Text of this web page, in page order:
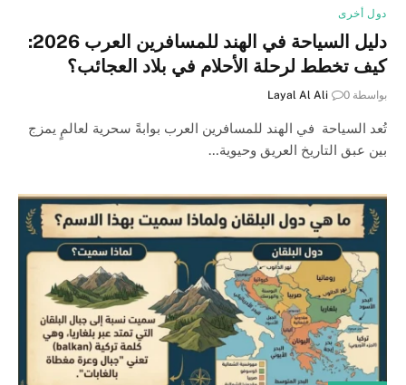
دول أخرى
دليل السياحة في الهند للمسافرين العرب 2026:
كيف تخطط لرحلة الأحلام في بلاد العجائب؟
بواسطة Layal Al Ali 0
تُعد السياحة في الهند للمسافرين العرب بوابةً سحرية لعالمٍ يمزج
بين عبق التاريخ العريق وحيوية…